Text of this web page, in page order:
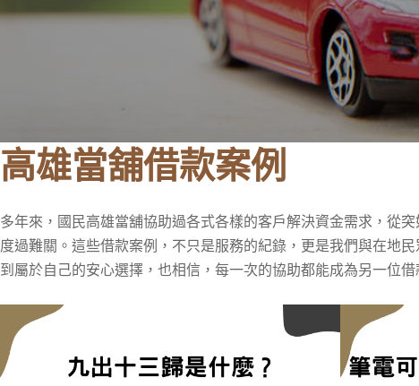
高雄當舖借款案例
多年來，國民高雄當舖協助過各式各樣的客戶解決資金需求，從
度過難關。這些借款案例，不只是服務的紀錄，更是我們與在地
到屬於自己的安心選擇，也相信，每一次的協助都能成為另一位借